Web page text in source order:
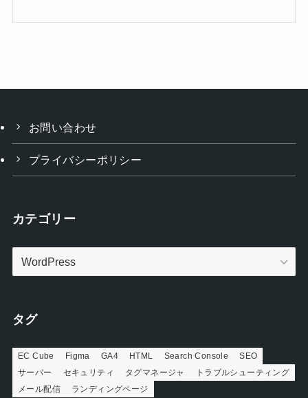
お問い合わせ
プライバシーポリシー
カテゴリー
カ
テ
ー
タグ
EC Cube Figma GA4 HTML Search Console
SEO
サーバー
セキュリティ タグマネージャ
トラブルシューティング
メール配信
ランディングページ